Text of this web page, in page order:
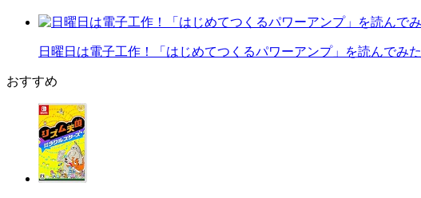
日曜日は電子工作！「はじめてつくるパワーアンプ」を読んでみた
おすすめ